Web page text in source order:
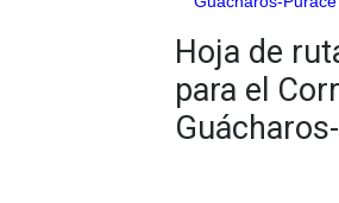
Hoja de
para el